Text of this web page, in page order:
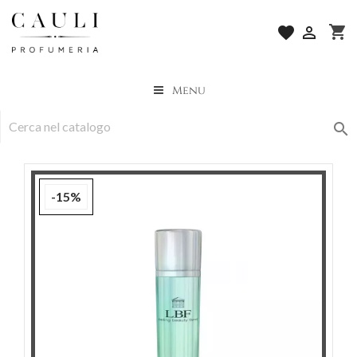
shopping_cart

favorite
Menu

-15%